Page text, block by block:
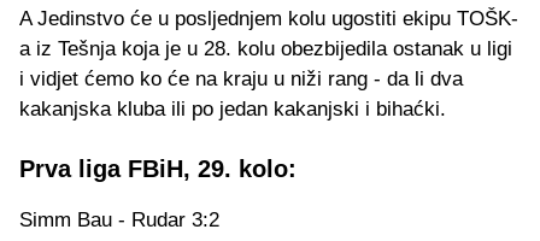
A Jedinstvo će u posljednjem kolu ugostiti ekipu TOŠK-
a iz Tešnja koja je u 28. kolu obezbijedila ostanak u ligi
i vidjet ćemo ko će na kraju u niži rang - da li dva
kakanjska kluba ili po jedan kakanjski i bihaćki.
Prva liga FBiH, 29. kolo:
Simm Bau - Rudar 3:2